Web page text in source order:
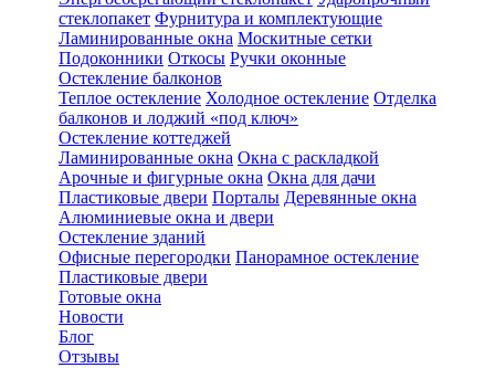
стеклопакет Фурнитура и комплектующие
Ламинированные окна Москитные сетки
Подоконники Откосы Ручки оконные
Остекление балконов
Теплое остекление Холодное остекление Отделка
балконов и лоджий «под ключ»
Остекление коттеджей
Ламинированные окна Окна с раскладкой
Арочные и фигурные окна Окна для дачи
Пластиковые двери Порталы Деревянные окна
Алюминиевые окна и двери
Остекление зданий
Офисные перегородки Панорамное остекление
Пластиковые двери
Готовые окна
Новости
Блог
Отзывы